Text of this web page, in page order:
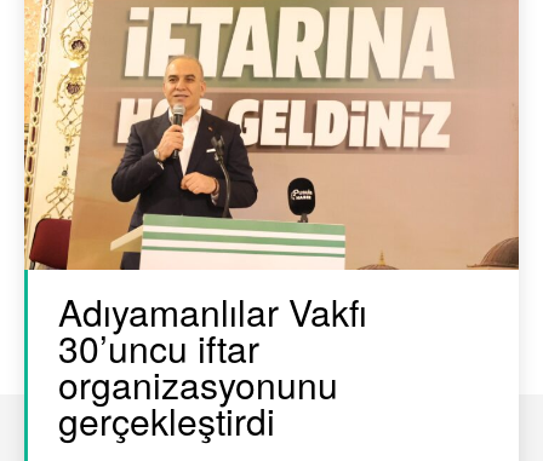
Adıyamanlılar Vakfı
30’uncu iftar
organizasyonunu
gerçekleştirdi